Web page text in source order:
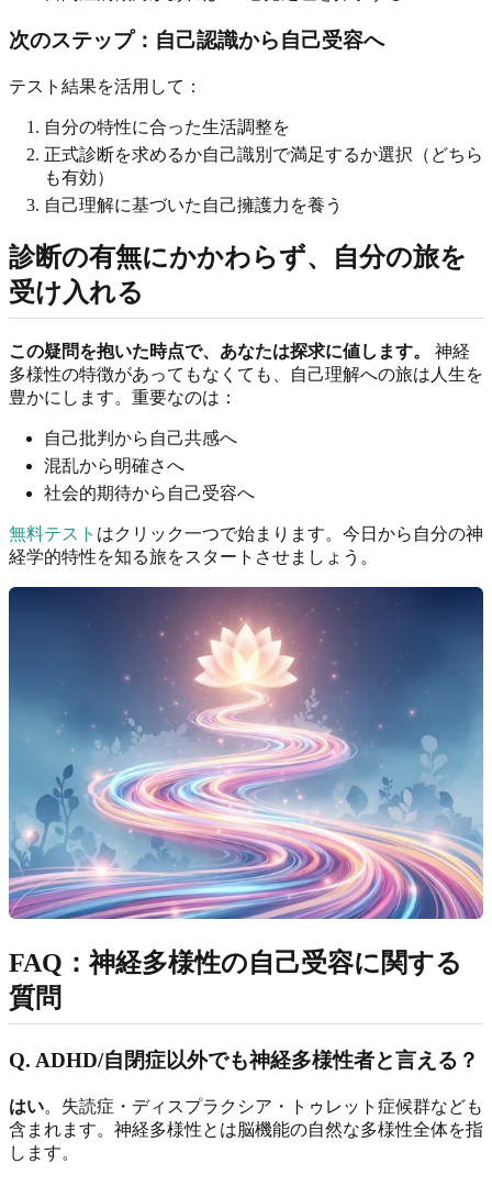
次のステップ：自己認識から自己受容へ
テスト結果を活用して：
自分の特性に合った生活調整を
正式診断を求めるか自己識別で満足するか選択（どちら
も有効）
自己理解に基づいた自己擁護力を養う
診断の有無にかかわらず、自分の旅を
受け入れる
この疑問を抱いた時点で、あなたは探求に値します。
神経
多様性の特徴があってもなくても、自己理解への旅は人生を
豊かにします。重要なのは：
自己批判から自己共感へ
混乱から明確さへ
社会的期待から自己受容へ
無料テスト はクリック一つで始まります。今日から自分の神
経学的特性を知る旅をスタートさせましょう。
FAQ：神経多様性の自己受容に関する
質問
Q. ADHD/自閉症以外でも神経多様性者と言える？
はい。失読症・ディスプラクシア・トゥレット症候群なども
含まれます。神経多様性とは脳機能の自然な多様性全体を指
します。